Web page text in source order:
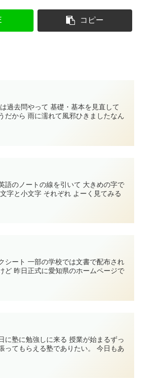
コピー
過去問やって 基礎・基本を見直して
だから 雨に濡れて風邪ひきましたなん
語のノートの線を引いて 大きめの字で
字と小文字 それぞれ よーく見てみる
シート 一部の学校では文書で配布され
ど 昨日正式に愛知県のホームページで
に塾に勉強しに来る 授業が始まるずっ
ってもらえる塾でありたい。 今日もあ